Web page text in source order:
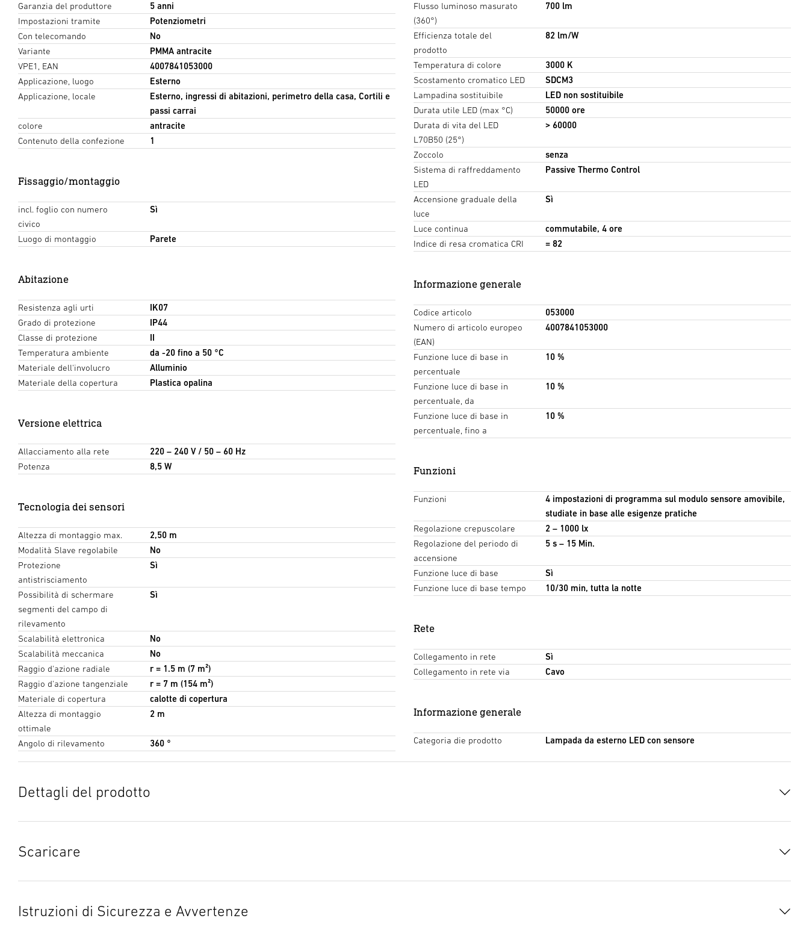
Garanzia del produttore
5 anni
Impostazioni tramite
Potenziometri
Con telecomando
No
Variante
PMMA antracite
VPE1, EAN
4007841053000
Applicazione, luogo
Esterno
Applicazione, locale
Esterno, ingressi di abitazioni, perimetro della casa, Cortili e
passi carrai
colore
antracite
Contenuto della confezione
1
Fissaggio/montaggio
incl. foglio con numero
civico
Sì
Luogo di montaggio Parete
Abitazione
Resistenza agli urti
IK07
Grado di protezione
IP44
Classe di protezione
II
Temperatura ambiente
da -20 fino a 50 °C
Materiale dell'involucro
Alluminio
Materiale della copertura
Plastica opalina
Versione elettrica
Allacciamento alla rete
220 – 240 V / 50 – 60 Hz
Potenza
8,5 W
Tecnologia dei sensori
Altezza di montaggio max.
2,50 m
Modalità Slave regolabile
No
Protezione
antistrisciamento
Sì
Possibilità di schermare
segmenti del campo di
rilevamento
Sì
Scalabilità elettronica
No
Scalabilità meccanica
No
Raggio d'azione radiale
r = 1.5 m (7 m²)
Raggio d'azione tangenziale
r = 7 m (154 m²)
Materiale di copertura
calotte di copertura
Altezza di montaggio
ottimale
2 m
Angolo di rilevamento 360 °
Flusso luminoso masurato
(360°)
700 lm
Efficienza totale del
prodotto
82 lm/W
Temperatura di colore
3000 K
Scostamento cromatico LED
SDCM3
Lampadina sostituibile
LED non sostituibile
Durata utile LED (max °C)
50000 ore
Durata di vita del LED
L70B50 (25°)
> 60000
Zoccolo
senza
Sistema di raffreddamento
LED
Passive Thermo Control
Accensione graduale della
luce
Sì
Luce continua
commutabile, 4 ore
Indice di resa cromatica CRI
= 82
Informazione generale
Codice articolo
053000
Numero di articolo europeo
(EAN)
4007841053000
Funzione luce di base in
percentuale
10 %
Funzione luce di base in
percentuale, da
10 %
Funzione luce di base in
percentuale, fino a
10 %
Funzioni
Funzioni
4 impostazioni di programma sul modulo sensore amovibile,
studiate in base alle esigenze pratiche
Regolazione crepuscolare
2 – 1000 lx
Regolazione del periodo di
accensione
5 s – 15 Min.
Funzione luce di base
Sì
Funzione luce di base tempo
10/30 min, tutta la notte
Rete
Collegamento in rete
Sì
Collegamento in rete via
Cavo
Informazione generale
Categoria die prodotto Lampada da esterno LED con sensore
Dettagli del prodotto
Scaricare
Istruzioni di Sicurezza e Avvertenze